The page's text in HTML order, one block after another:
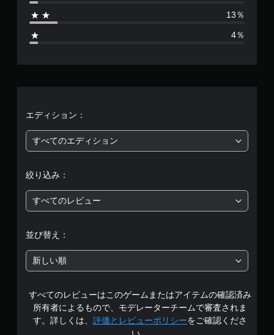
3
価
5
段
中
の
4
.
13％
4％
エディション：
すべてのエディション
絞り込み：
すべてのレビュー
並び替え：
新しい順
すべてのレビューはこのゲームまたはアイテムの確認済み
所有者によるもので、モデレーターチームで審査されま
す。詳しくは、 評価とレビューポリシーをご確認くださ